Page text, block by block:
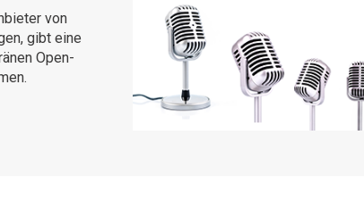
von
gibt eine
Open-